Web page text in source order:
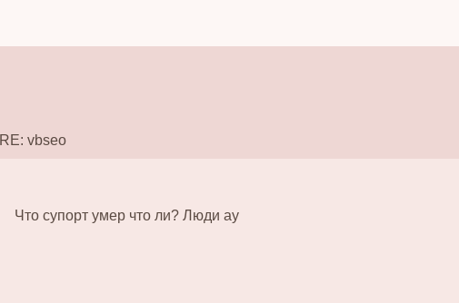
RE: vbseo
Что супорт умер что ли? Люди ау